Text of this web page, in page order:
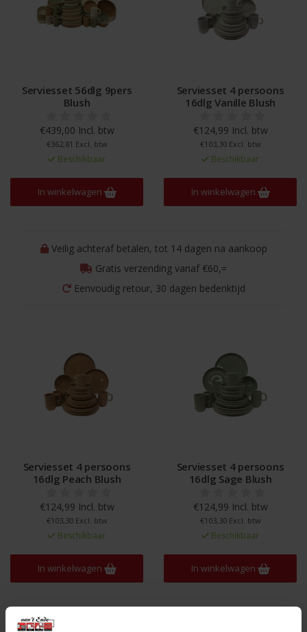
Serviesset 56dlg 9pers
Blush
€439,00 Incl. btw
€362,81 Excl. btw
Beschikbaar
In winkelwagen
Serviesset 4 persoons
16dlg Vanille Blush
€124,99 Incl. btw
€103,30 Excl. btw
Beschikbaar
In winkelwagen
Veilig achteraf betalen, tot 14 dagen na aankoop
Gratis verzending vanaf €60,=
Eenvoudig retour, 30 dagen bedenktijd
Serviesset 4 persoons
16dlg Peach Blush
€124,99 Incl. btw
€103,30 Excl. btw
Beschikbaar
In winkelwagen
Serviesset 4 persoons
16dlg Sage Blush
€124,99 Incl. btw
€103,30 Excl. btw
Beschikbaar
In winkelwagen